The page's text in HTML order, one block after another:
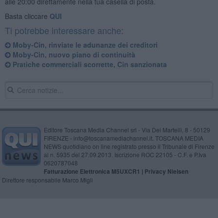
Basta cliccare QUI
Ti potrebbe interessare anche:
Moby-Cin, rinviate le adunanze dei creditori
Moby-Cin, nuovo piano di continuità
Pratiche commerciali scorrette, Cin sanzionata
Editore Toscana Media Channel srl - Via Dei Martelli, 8 - 50129
FIRENZE - info@toscanamediachannel.it. TOSCANA MEDIA
NEWS quotidiano on line registrato presso il Tribunale di Firenze
al n. 5935 del 27.09.2013. Iscrizione ROC 22105 - C.F. e P.Iva
0620787048
Fatturazione Elettronica M5UXCR1 | Privacy Nielsen
Direttore responsabile Marco Migli